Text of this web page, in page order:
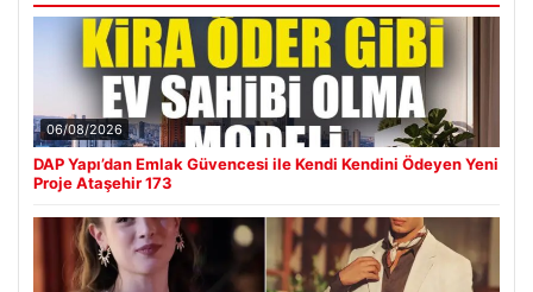
06/08/2026
DAP Yapı’dan Emlak Güvencesi ile Kendi Kendini Ödeyen Yeni
Proje Ataşehir 173